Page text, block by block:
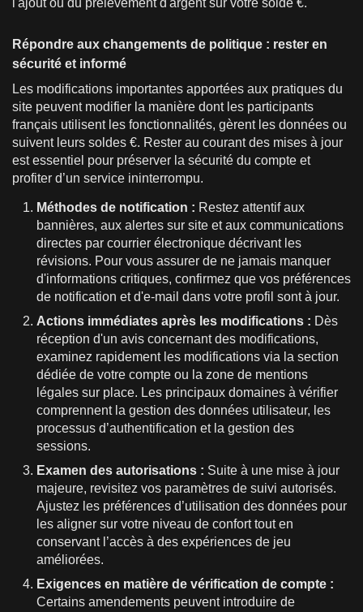
l'ajout ou du prélèvement d'argent sur votre solde €.
Répondre aux changements de politique : rester en
sécurité et informé
Les modifications importantes apportées aux pratiques du
site peuvent modifier la manière dont les participants
français utilisent les fonctionnalités, gèrent les données ou
suivent leurs soldes €. Rester au courant des mises à jour
est essentiel pour préserver la sécurité du compte et
profiter d’un service ininterrompu.
Méthodes de notification : Restez attentif aux
bannières, aux alertes sur site et aux communications
directes par courrier électronique décrivant les
révisions. Pour vous assurer de ne jamais manquer
d'informations critiques, confirmez que vos préférences
de notification et d'e-mail dans votre profil sont à jour.
Actions immédiates après les modifications : Dès
réception d'un avis concernant des modifications,
examinez rapidement les modifications via la section
dédiée de votre compte ou la zone de mentions
légales sur place. Les principaux domaines à vérifier
comprennent la gestion des données utilisateur, les
processus d’authentification et la gestion des
sessions.
Examen des autorisations : Suite à une mise à jour
majeure, revisitez vos paramètres de suivi autorisés.
Ajustez les préférences d’utilisation des données pour
les aligner sur votre niveau de confort tout en
conservant l’accès à des expériences de jeu
améliorées.
Exigences en matière de vérification de compte :
Certains amendements peuvent introduire de